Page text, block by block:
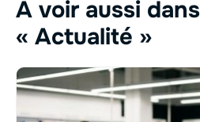
À voir aussi dans
« Actualité »